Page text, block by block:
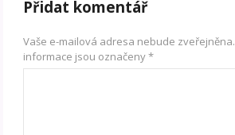
Přidat komentář
Vaše e-mailová adresa nebude zveřejněna.
informace jsou označeny*